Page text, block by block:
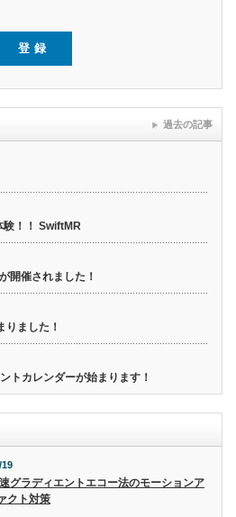
！！ SwiftMR
開催されました！
ました！
トカレンダーが始まります！
過去の記事
19
グラディエントエコー法のモーションア
クト対策